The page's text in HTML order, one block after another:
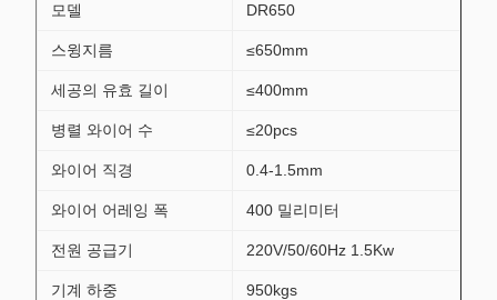
모델 DR650
스윙지름 ≤650mm
세공의 유효 길이 ≤400mm
병렬 와이어 수 ≤20pcs
와이어 직경 0.4-1.5mm
와이어 어레잉 폭 400 밀리미터
전원 공급기 220V/50/60Hz 1.5Kw
기계 하중 950kgs